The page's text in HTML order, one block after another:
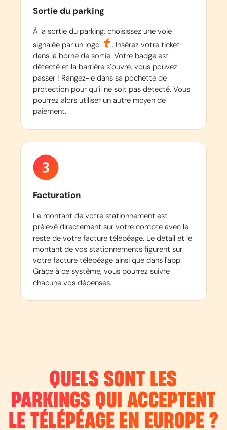
Sortie du parking
À la sortie du parking, choisissez une voie
signalée par un logo
. Insérez votre ticket
dans la borne de sortie. Votre badge est
détecté et la barrière s’ouvre, vous pouvez
passer ! Rangez-le dans sa pochette de
protection pour qu’il ne soit pas détecté. Vous
pourrez alors utiliser un autre moyen de
paiement.
Facturation
Le montant de votre stationnement est
prélevé directement sur votre compte avec le
reste de votre facture télépéage. Le détail et le
montant de vos stationnements figurent sur
votre facture télépéage ainsi que dans l'app.
Grâce à ce système, vous pourrez suivre
chacune vos dépenses.
QUELS SONT LES
PARKINGS QUI ACCEPTENT
LE TÉLÉPÉAGE EN EUROPE ?